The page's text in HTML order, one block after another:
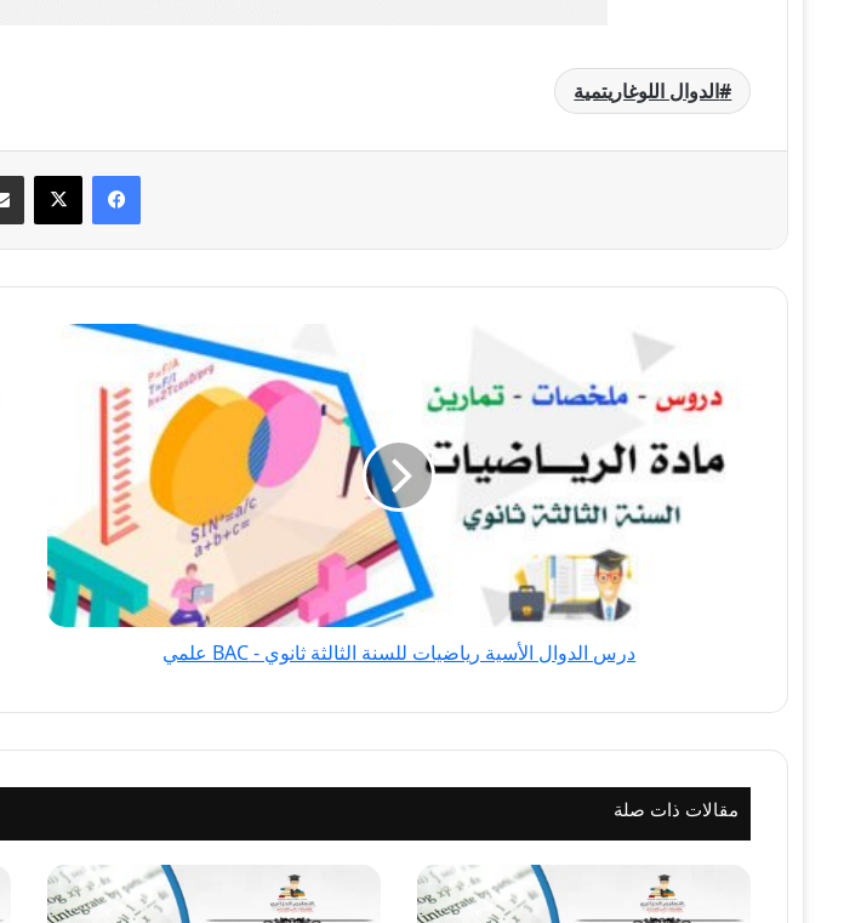
الدوال اللوغاريتمية
فيسبوك
‫X
درس الدوال
رياضيات
الثالثة
ثانوي
درس الدوال الأسية رياضيات للسنة الثالثة ثانوي - BAC علمي
مقالات ذات صلة